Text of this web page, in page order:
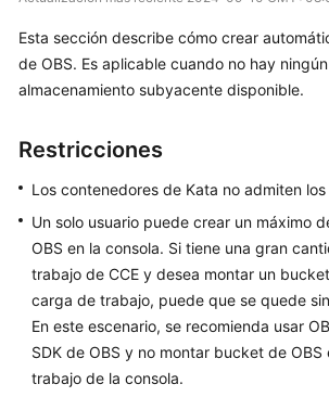
Pasos
iniciales
y
soluciones
de
alto
riesgo
Clústeres
Esta sección describe cómo crear
de OBS. Es aplicable cuando no hay
almacenamiento subyacente disponible.
Restricciones
Los contenedores de Kata no admiten
Un solo usuario puede crear un máximo
OBS en la consola. Si tiene una gran
trabajo de CCE y desea montar un
carga de trabajo, puede que se quede
En este escenario, se recomienda usar
SDK de OBS y no montar bucket de
trabajo de la consola.